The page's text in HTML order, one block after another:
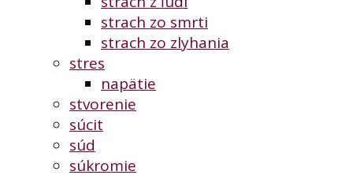
strach zo smrti
strach zo zlyhania
stres
napätie
stvorenie
súcit
súd
súkromie